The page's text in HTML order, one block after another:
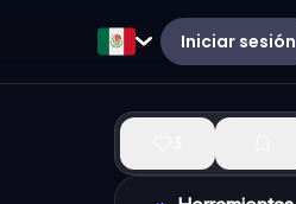
Iniciar sesión